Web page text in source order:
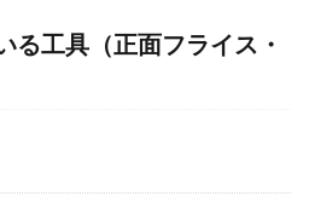
る工具（正面フライス・